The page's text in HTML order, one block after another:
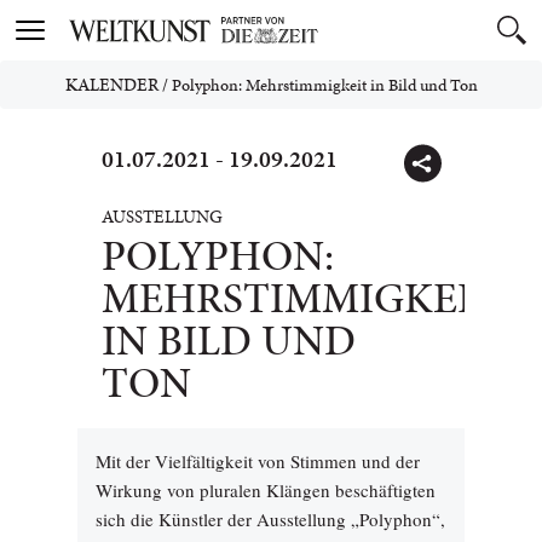
Toggle
KALENDER/Polyphon: Mehrstimmigkeit in Bild und Ton
01.07.2021 - 19.09.2021
AUSSTELLUNG
POLYPHON:
MEHRSTIMMIGKEIT
IN BILD UND
TON
Mit der Vielfältigkeit von Stimmen und der
Wirkung von pluralen Klängen beschäftigten
sich die Künstler der Ausstellung „Polyphon“,